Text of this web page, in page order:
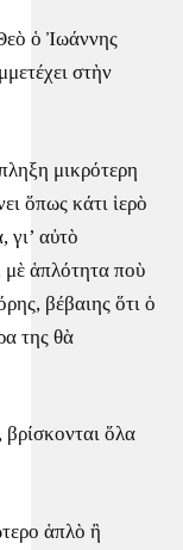
ὁ Ἰωάννης
στὴν
μικρότερη
ὅπως κάτι ἱερὸ
γι’ αὐτὸ
μὲ ἁπλότητα ποὺ
βέβαιης ὅτι ὁ
της θὰ
ὅλα
ἁπλὸ ἢ